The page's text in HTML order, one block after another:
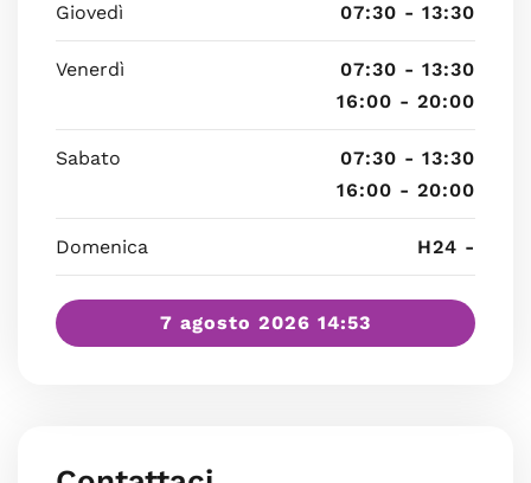
Giovedì 07:30 - 13:30
Venerdì
07:30 - 13:30
16:00 - 20:00
Sabato
07:30 - 13:30
16:00 - 20:00
Domenica H24 -
7 agosto 2026 14:53